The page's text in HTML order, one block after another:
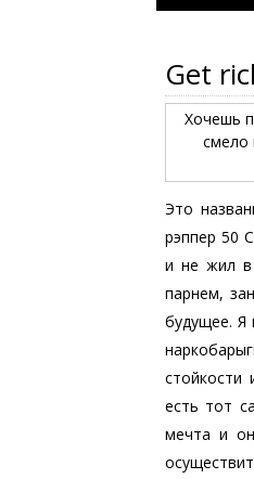
Get
Хочешь
смело
Это
рэппер 50
и не жил в
парнем,
будущее. Я
есть тот
мечта и